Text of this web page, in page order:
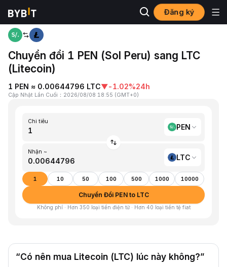
Đăng ký
Trang chủ
Chuyển đổi 1 PEN (Sol Peru) sang LTC
(Litecoin)
1 PEN ≈ 0.00644796 LTC▼-1.02%24h
Cập Nhật Lần Cuối ： 2026/08/08 18:55 (GMT+0)
Chi tiêu
PEN
Nhận ~
LTC
1 10 50 100 500 1000 10000
Chuyển Đổi PEN to LTC
Không phí · Hơn 350 loại tiền điện tử · Hơn 40 loại tiền tệ fiat
“Có nên mua Litecoin (LTC) lúc này không?”